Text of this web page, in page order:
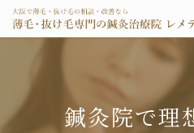
鍼灸院で理